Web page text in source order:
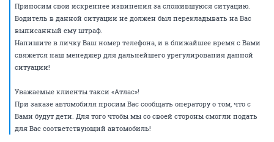
Приносим свои искреннее извинения за сложившуюся ситуацию.
Водитель в данной ситуации не должен был перекладывать на Вас
выписанный ему штраф.
Напишите в личку Ваш номер телефона, и в ближайшее время с Вами
свяжется наш менеджер для дальнейшего урегулирования данной
ситуации!
Уважаемые клиенты такси «Атлас»!
При заказе автомобиля просим Вас сообщать оператору о том, что с
Вами будут дети. Для того чтобы мы со своей стороны смогли подать
для Вас соответствующий автомобиль!